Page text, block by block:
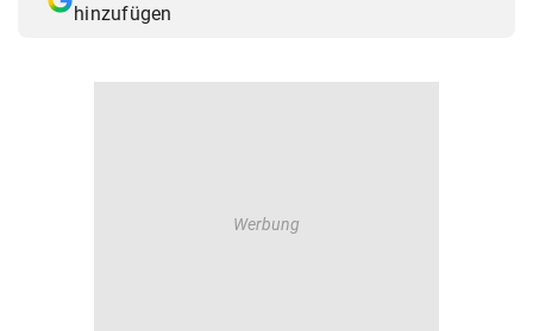
hinzufügen